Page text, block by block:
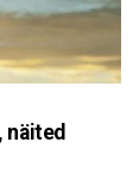
näited